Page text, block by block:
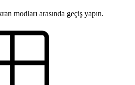
modları arasında geçiş yapın.